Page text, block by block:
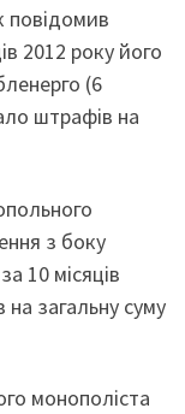
повідомив
2012 року його
(6
штрафів на
з боку
10 місяців
загальну суму
монополіста